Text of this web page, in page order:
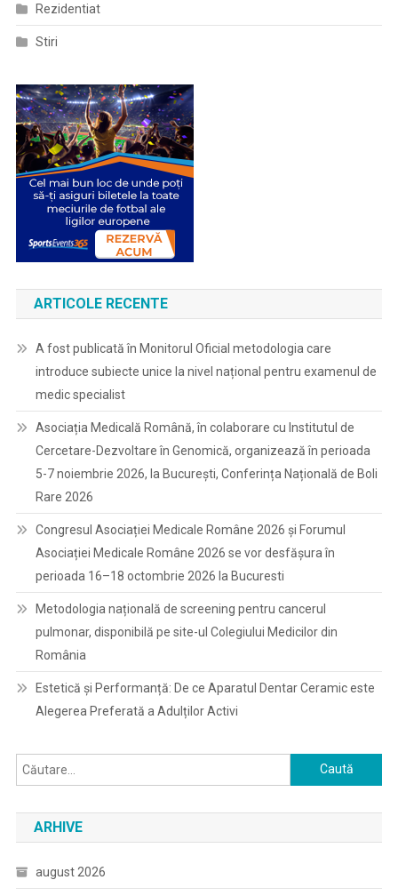
Rezidentiat
Stiri
ARTICOLE RECENTE
A fost publicată în Monitorul Oficial metodologia care
introduce subiecte unice la nivel național pentru examenul de
medic specialist
Asociația Medicală Română, în colaborare cu Institutul de
Cercetare-Dezvoltare în Genomică, organizează în perioada
5-7 noiembrie 2026, la București, Conferința Națională de Boli
Rare 2026
Congresul Asociației Medicale Române 2026 și Forumul
Asociației Medicale Române 2026 se vor desfășura în
perioada 16–18 octombrie 2026 la Bucuresti
Metodologia națională de screening pentru cancerul
pulmonar, disponibilă pe site-ul Colegiului Medicilor din
România
Estetică și Performanță: De ce Aparatul Dentar Ceramic este
Alegerea Preferată a Adulților Activi
Caută
după:
ARHIVE
august 2026